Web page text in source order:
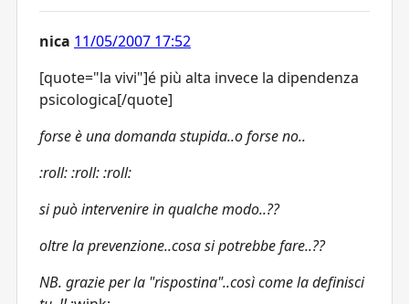
nica 11/05/2007 17:52
[quote="la vivi"]é più alta invece la dipendenza
psicologica[/quote]
forse è una domanda stupida..o forse no..
:roll: :roll: :roll:
si può intervenire in qualche modo..??
oltre la prevenzione..cosa si potrebbe fare..??
NB. grazie per la "rispostina"..così come la definisci